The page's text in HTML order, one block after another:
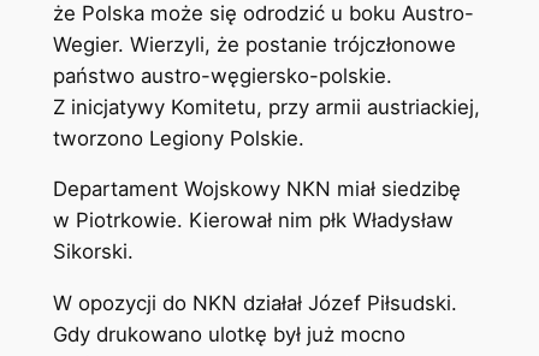
że Polska może się odrodzić u boku Austro-
Wegier. Wierzyli, że postanie trójczłonowe
państwo austro-węgiersko-polskie.
Z inicjatywy Komitetu, przy armii austriackiej,
tworzono Legiony Polskie.
Departament Wojskowy NKN miał siedzibę
w Piotrkowie. Kierował nim płk Władysław
Sikorski.
W opozycji do NKN działał Józef Piłsudski.
Gdy drukowano ulotkę był już mocno